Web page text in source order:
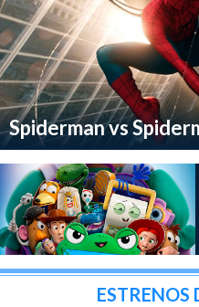
Spiderman vs
ESTRENOS